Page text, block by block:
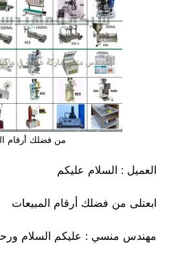
من فضلك أرقام
العميل : السلام عليكم
ابعتلى من فضلك أرقام المبيعات
مهندس منسي : عليكم السلام